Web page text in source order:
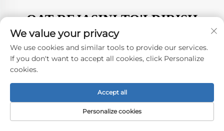
QAT REJASINI TO'LDIRISH
MUMKIN
We value your privacy
We use cookies and similar tools to provide our services.
If you don't want to accept all cookies, click Personalize
cookies.
Personalize cookies
Accept all